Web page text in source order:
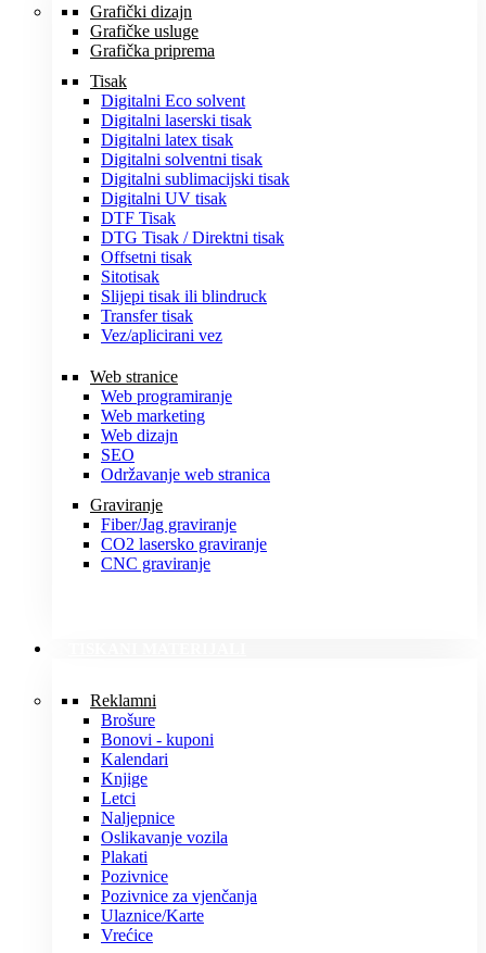
Grafički dizajn
Grafičke usluge
Grafička priprema
Tisak
Digitalni Eco solvent
Digitalni laserski tisak
Digitalni latex tisak
Digitalni solventni tisak
Digitalni sublimacijski tisak
Digitalni UV tisak
DTF Tisak
DTG Tisak / Direktni tisak
Offsetni tisak
Sitotisak
Slijepi tisak ili blindruck
Transfer tisak
Vez/aplicirani vez
Web stranice
Web programiranje
Web marketing
Web dizajn
SEO
Održavanje web stranica
Graviranje
Fiber/Jag graviranje
CO2 lasersko graviranje
CNC graviranje
Reklamni
Brošure
Bonovi - kuponi
Kalendari
Knjige
Letci
Naljepnice
Oslikavanje vozila
Plakati
Pozivnice
Pozivnice za vjenčanja
Ulaznice/Karte
Vrećice